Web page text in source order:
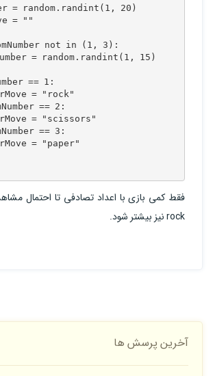
= random.randint(1, 20)
= ""
not in (1, 3):
== 1:
== 2:
== 3:
فقط کمی بازی با اعداد تصادفی تا احتمال
rock نیز بیشتر شود.
آخرین پرسش ها